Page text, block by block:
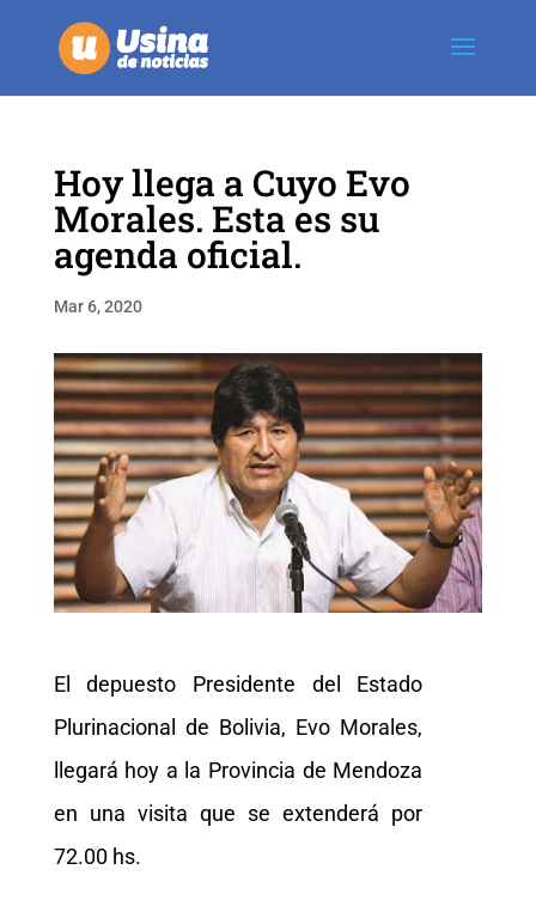
Hoy llega a Cuyo Evo
Morales. Esta es su
agenda oficial.
Mar 6, 2020
El depuesto Presidente del Estado
Plurinacional de Bolivia, Evo Morales,
llegará hoy a la Provincia de Mendoza
en una visita que se extenderá por
72.00 hs.